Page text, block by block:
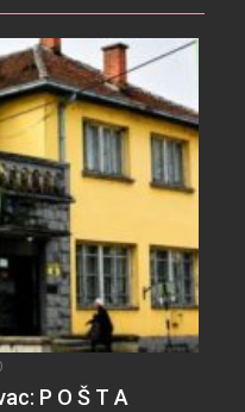
P O Š T A